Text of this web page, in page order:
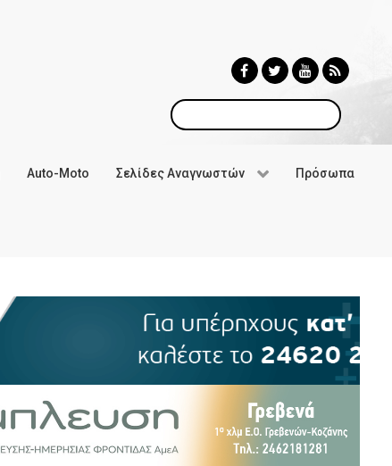
Αναζήτηση
Auto-Moto Σελίδες Αναγνωστών Πρόσωπα